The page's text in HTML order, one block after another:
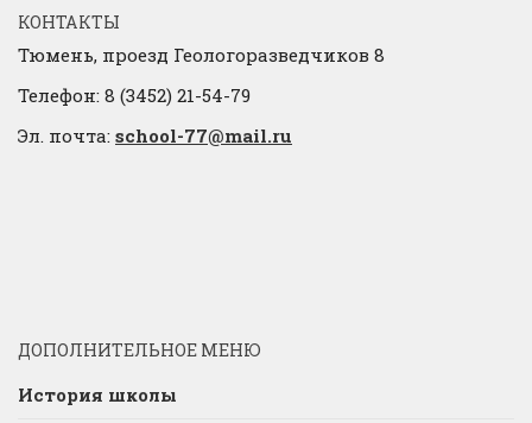
КОНТАКТЫ
Тюмень, проезд Геологоразведчиков 8
Телефон: 8 (3452) 21-54-79
Эл. почта: school-77@mail.ru
ДОПОЛНИТЕЛЬНОЕ МЕНЮ
История школы